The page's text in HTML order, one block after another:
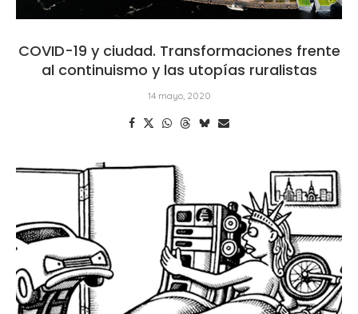
COVID-19 y ciudad. Transformaciones frente
al continuismo y las utopías ruralistas
14 mayo, 2020